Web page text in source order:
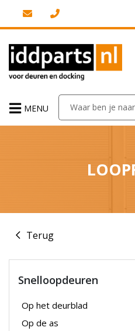
MENU
Terug
Snelloopdeuren
Op het deurblad
Op de as